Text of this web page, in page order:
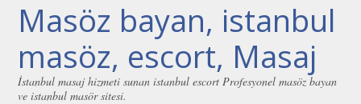
Masöz bayan, istanbul
masöz, escort, Masaj
İstanbul masaj hizmeti sunan istanbul escort Profesyonel masöz bayan
ve istanbul masör sitesi.